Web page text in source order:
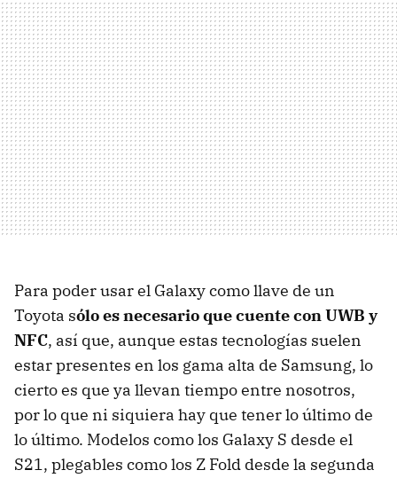
Para poder usar el Galaxy como llave de un
Toyota sólo es necesario que cuente con UWB y
NFC, así que, aunque estas tecnologías suelen
estar presentes en los gama alta de Samsung, lo
cierto es que ya llevan tiempo entre nosotros,
por lo que ni siquiera hay que tener lo último de
lo último. Modelos como los Galaxy S desde el
S21, plegables como los Z Fold desde la segunda